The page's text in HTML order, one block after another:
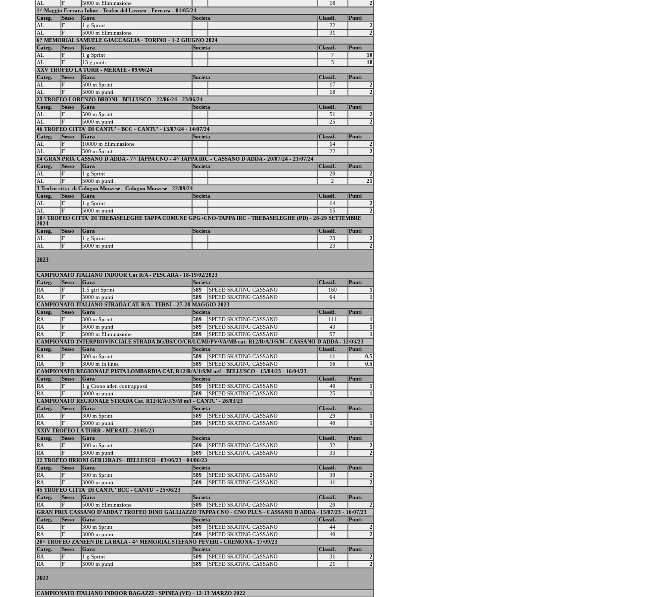
AL
F 5000 m Eliminazione 18
2
1^ Maggio Ferrara Inline - Trofeo del Lavoro - Ferrara - 01/05/24
Categ.
Sesso Gara Societa' Classif.
Punti
AL
F 1 g Sprint 22
2
AL
F 5000 m Eliminazione 31
2
6? MEMORIAL SAMUELE GIACCAGLIA - TORINO - 1-2 GIUGNO 2024
Categ.
Sesso Gara Societa' Classif.
Punti
AL
F 1 g Sprint 7
10
AL
F 13 g punti 3
18
XXV TROFEO LA TORR - MERATE - 09/06/24
Categ.
Sesso Gara Societa' Classif.
Punti
AL
F 500 m Sprint 17
2
AL
F 5000 m punti 18
2
23 TROFEO LORENZO BRIONI - BELLUSCO - 22/06/24 - 23/06/24
Categ.
Sesso Gara Societa' Classif.
Punti
AL
F 500 m Sprint 51
2
AL
F 5000 m punti 25
2
46 TROFEO CITTA' DI CANTU' - BCC - CANTU' - 13/07/24 - 14/07/24
Categ.
Sesso Gara Societa' Classif.
Punti
AL
F 10000 m Eliminazione 14
2
AL
F 500 m Sprint 22
2
14 GRAN PRIX CASSANO D'ADDA - 7^ TAPPA CNO - 4^ TAPPA IRC - CASSANO D'ADDA - 20/07/24 - 21/07/24
Categ.
Sesso Gara Societa' Classif.
Punti
AL
F 1 g Sprint 20
2
AL
F 5000 m punti 2
21
3 Trofeo citta' di Cologno Monzese - Cologno Monzese - 22/09/24
Categ.
Sesso Gara Societa' Classif.
Punti
AL
F 1 g Sprint 14
2
AL
F 5000 m punti 15
2
18^ TROFEO CITTA' DI TREBASELEGHE TAPPA COMUNE GPG+CNO-TAPPA IRC - TREBASELEGHE (PD) - 28-29 SETTEMBRE
2024
Categ.
Sesso Gara Societa' Classif.
Punti
AL
F 1 g Sprint 23
2
AL
F 5000 m punti 23 2
2023
CAMPIONATO ITALIANO INDOOR Cat R/A - PESCARA - 18-19/02/2023
Categ.
Sesso Gara Societa' Classif.
Punti
RA
F 1.5 giri Sprint 589 SPEED SKATING CASSANO 160
1
RA
F 3000 m punti 589 SPEED SKATING CASSANO 64
1
CAMPIONATO ITALIANO STRADA CAT. R/A - TERNI - 27-28 MAGGIO 2023
Categ.
Sesso Gara Societa' Classif.
Punti
RA
F 300 m Sprint 589 SPEED SKATING CASSANO 111
1
RA
F 3000 m punti 589 SPEED SKATING CASSANO 43
1
RA
F 5000 m Eliminazione 589 SPEED SKATING CASSANO 57
1
CAMPIONATO INTERPROVINCIALE STRADA BG/BS/CO/CR/LC/MI/PV/VA/MB cat. R12/R/A/J/S/M - CASSANO D'ADDA - 12/03/23
Categ.
Sesso Gara Societa' Classif.
Punti
RA
F 300 m Sprint 589 SPEED SKATING CASSANO 11
0.5
RA
F 3000 m In linea 589 SPEED SKATING CASSANO 16
0.5
CAMPIONATO REGIONALE PISTA LOMBARDIA CAT. R12/R/A/J/S/M m/f - BELLUSCO - 15/04/23 - 16/04/23
Categ.
Sesso Gara Societa' Classif.
Punti
RA
F 1 g Crono atleti contrapposti 589 SPEED SKATING CASSANO 40
1
RA
F 3000 m punti 589 SPEED SKATING CASSANO 25
1
CAMPIONATO REGIONALE STRADA Cat. R12/R/A/J/S/M m/f - CANTU' - 26/03/23
Categ.
Sesso Gara Societa' Classif.
Punti
RA
F 300 m Sprint 589 SPEED SKATING CASSANO 29
1
RA
F 3000 m punti 589 SPEED SKATING CASSANO 40
1
XXIV TROFEO LA TORR - MERATE - 21/05/23
Categ.
Sesso Gara Societa' Classif.
Punti
RA
F 300 m Sprint 589 SPEED SKATING CASSANO 32
2
RA
F 3000 m punti 589 SPEED SKATING CASSANO 33
2
22 TROFEO BRIONI GER12RAJS - BELLUSCO - 03/06/23 - 04/06/23
Categ.
Sesso Gara Societa' Classif.
Punti
RA
F 300 m Sprint 589 SPEED SKATING CASSANO 39
2
RA
F 3000 m punti 589 SPEED SKATING CASSANO 41
2
45 TROFEO CITTA' DI CANTU' BCC - CANTU' - 25/06/23
Categ.
Sesso Gara Societa' Classif.
Punti
RA
F 5000 m Eliminazione 589 SPEED SKATING CASSANO 20
2
GRAN PRIX CASSANO D'ADDA 7 TROFEO DINO GALLIAZZO TAPPA CNO - CNO PLUS - CASSANO D'ADDA - 15/07/23 - 16/07/23
Categ.
Sesso Gara Societa' Classif.
Punti
RA
F 300 m Sprint 589 SPEED SKATING CASSANO 44
2
RA
F 3000 m punti 589 SPEED SKATING CASSANO 40
2
20^ TROFEO ZANEEN DE LA BALA - 4^ MEMORIAL STEFANO PEVERI - CREMONA - 17/09/23
Categ.
Sesso Gara Societa' Classif.
Punti
RA
F 1 g Sprint 589 SPEED SKATING CASSANO 31
2
RA
F 3000 m punti 589 SPEED SKATING CASSANO 21 2
2022
CAMPIONATO ITALIANO INDOOR RAGAZZI - SPINEA (VE) - 12-13 MARZO 2022